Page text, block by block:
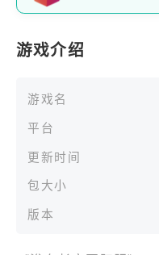
游戏介绍
游戏名
平台
更新时间
包大小
版本